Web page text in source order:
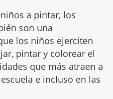
a pintar, los
son una
los niños ejerciten
pintar y colorear el
que más atraen a
e incluso en las